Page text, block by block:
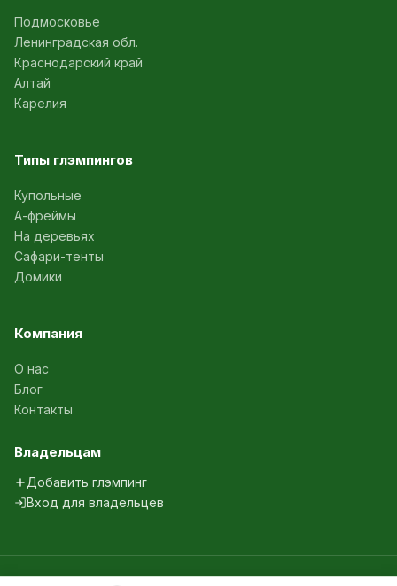
Подмосковье
Ленинградская обл.
Краснодарский край
Алтай
Карелия
Типы глэмпингов
Купольные
А-фреймы
На деревьях
Сафари-тенты
Домики
Компания
О нас
Блог
Контакты
Владельцам
Добавить глэмпинг
Вход для владельцев